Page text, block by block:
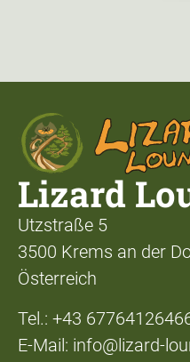
Lizard
Utzstraße 5
3500 Krems an der
Österreich
Tel.: +43
E-Mail: info@lizard-